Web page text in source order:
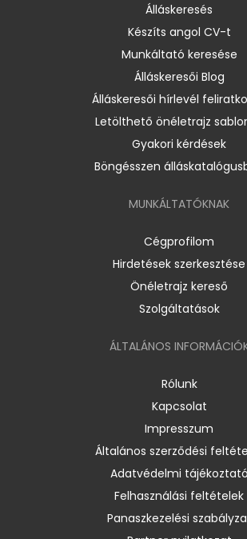
Álláskeresés
Készíts angol CV-t
Munkáltató keresése
Álláskeresői Blog
Álláskeresői hírlevél
Letölthető önéletrajz
Gyakori kérdések
Böngésszen
MUNKÁLTATÓKNAK
Cégprofilom
Hirdetések szerkesztése
Önéletrajz kereső
Szolgáltatások
ÁLTALÁNOS
Rólunk
Kapcsolat
Impresszum
Általános szerződési
Adatvédelmi tájékoztató
Felhasználási feltételek
Panaszkezelési